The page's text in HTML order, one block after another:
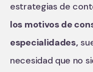
estrategias de
los motivos de
especialidades,
necesidad que no